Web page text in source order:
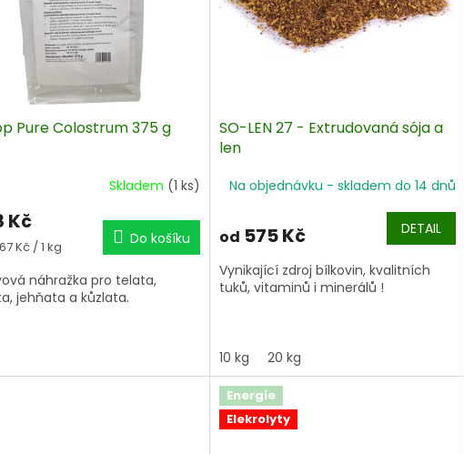
Pure Colostrum 375 g
Skladem (1 ks)
Kč
Kč / 1 kg Do košíku
náhražka pro telata,
jehňata a kůzlata.
SO-LEN 27 - Extrudovaná sója a
len
Na objednávku - skladem do 14 dnů
od 575 Kč DETAIL
Vynikající zdroj bílkovin, kvalitních
tuků, vitaminů i minerálů !
10 kg 20 kg
Energie
Elekrolyty